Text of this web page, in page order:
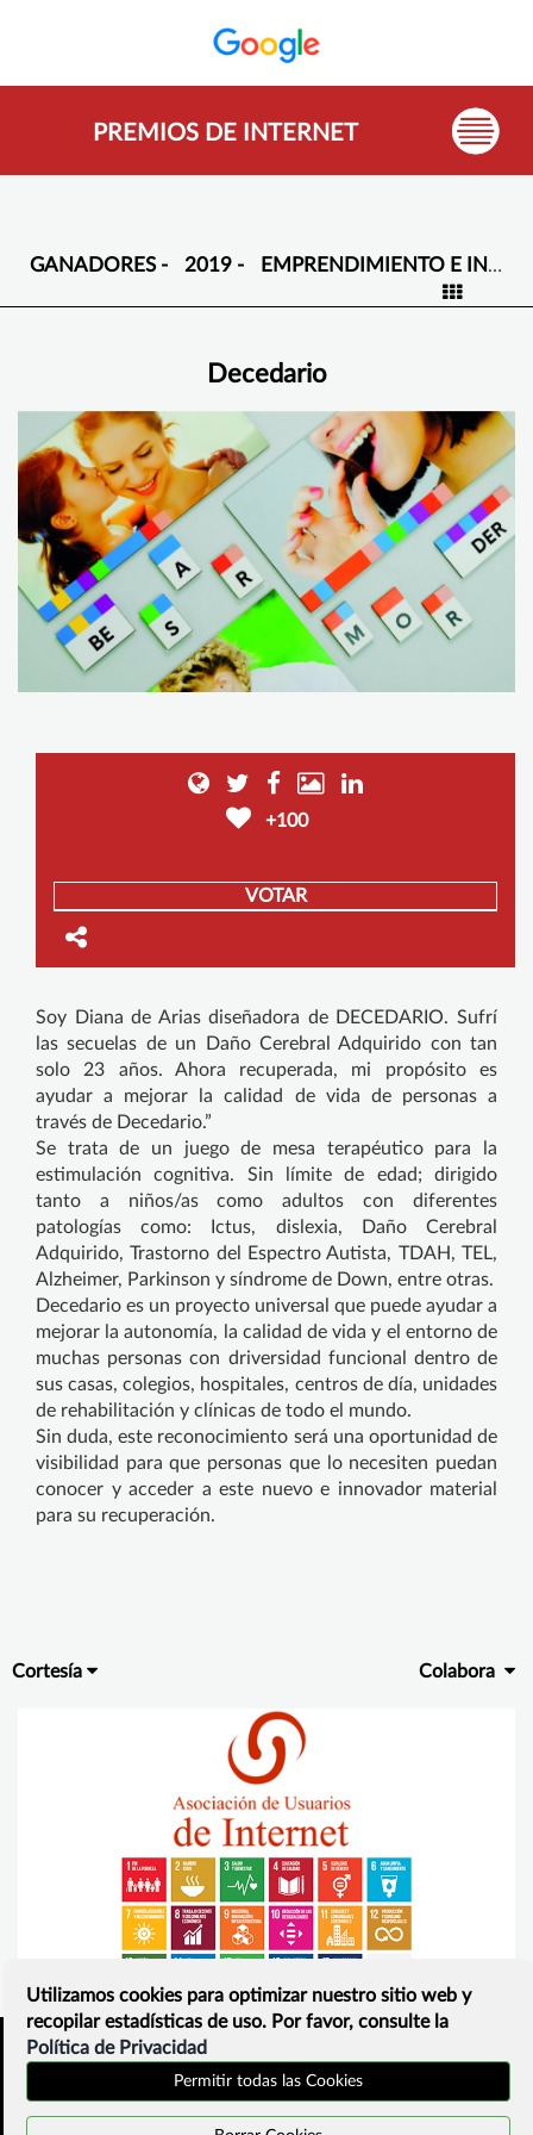
PREMIOS DE INTERNET
GANADORES - 2019 - EMPRENDIMIENTO E INVESTIGACIÓN -
Decedario
+100
VOTAR
Soy Diana de Arias diseñadora de DECEDARIO. Sufrí
las secuelas de un Daño Cerebral Adquirido con tan
solo 23 años. Ahora recuperada, mi propósito es
ayudar a mejorar la calidad de vida de personas a
través de Decedario.”
Se trata de un juego de mesa terapéutico para la
estimulación cognitiva. Sin límite de edad; dirigido
tanto a niños/as como adultos con diferentes
patologías como: Ictus, dislexia, Daño Cerebral
Adquirido, Trastorno del Espectro Autista, TDAH, TEL,
Alzheimer, Parkinson y síndrome de Down, entre otras.
Decedario es un proyecto universal que puede ayudar a
mejorar la autonomía, la calidad de vida y el entorno de
muchas personas con driversidad funcional dentro de
sus casas, colegios, hospitales, centros de día, unidades
de rehabilitación y clínicas de todo el mundo.
Sin duda, este reconocimiento será una oportunidad de
visibilidad para que personas que lo necesiten puedan
conocer y acceder a este nuevo e innovador material
para su recuperación.
Cortesía Colabora
Política de privacidad
¿Que es?
Utilizamos cookies para optimizar nuestro sitio web y
recopilar estadísticas de uso. Por favor, consulte la
Política de Privacidad
Permitir todas las Cookies